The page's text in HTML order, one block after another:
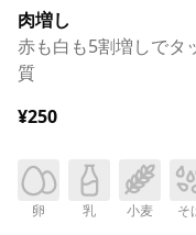
肉増し
赤も白も5割増しでタ
質
¥250
卵 乳 小麦 そ